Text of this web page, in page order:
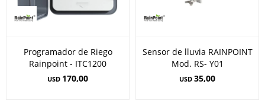
Programador de Riego
Rainpoint - ITC1200
USD 170,00
Sensor de lluvia RAINPOINT
Mod. RS- Y01
USD 35,00